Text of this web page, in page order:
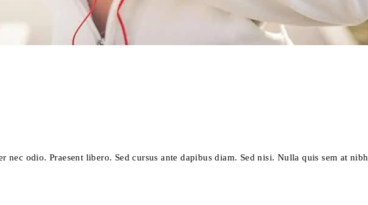
odio. Praesent libero. Sed cursus ante dapibus diam. Sed nisi. Nulla quis sem at nibh